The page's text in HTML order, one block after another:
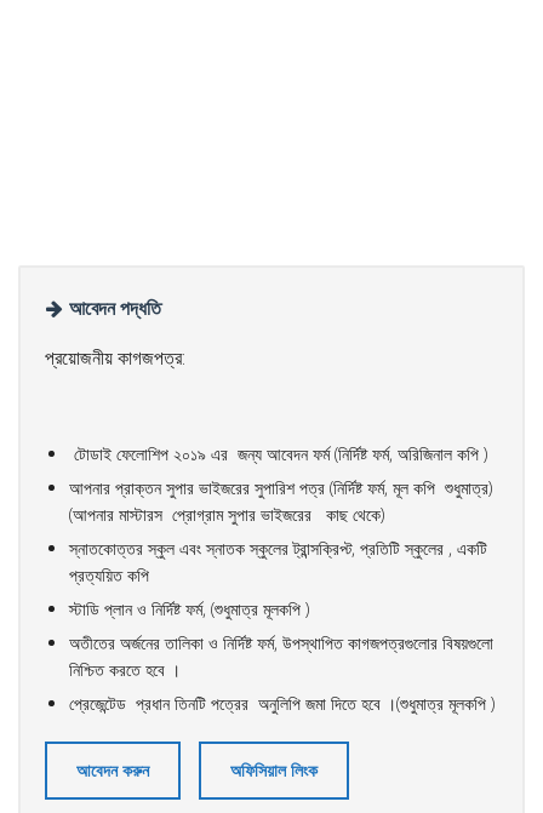
আবেদন পদ্ধতি
প্রয়োজনীয় কাগজপত্র:
টোডাই ফেলোশিপ ২০১৯ এর জন্য আবেদন ফর্ম (নির্দিষ্ট ফর্ম, অরিজিনাল কপি )
আপনার প্রাক্তন সুপার ভাইজরের সুপারিশ পত্র (নির্দিষ্ট ফর্ম, মূল কপি শুধুমাত্র)
(আপনার মাস্টারস প্রোগ্রাম সুপার ভাইজরের কাছ থেকে)
স্নাতকোত্তর স্কুল এবং স্নাতক স্কুলের ট্রান্সক্রিপ্ট, প্রতিটি স্কুলের , একটি
প্রত্যয়িত কপি
স্টাডি প্লান ও নির্দিষ্ট ফর্ম, (শুধুমাত্র মূলকপি )
অতীতের অর্জনের তালিকা ও নির্দিষ্ট ফর্ম, উপস্থাপিত কাগজপত্রগুলোর বিষয়গুলো
নিশ্চিত করতে হবে ।
প্রেজেন্টেড প্রধান তিনটি পত্রের অনুলিপি জমা দিতে হবে ।(শুধুমাত্র মূলকপি )
আবেদন করুন অফিসিয়াল লিংক